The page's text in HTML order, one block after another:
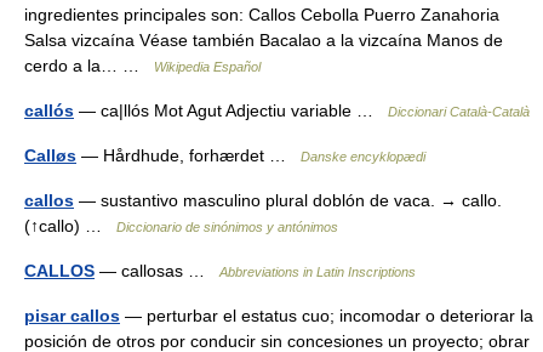
ingredientes principales son: Callos Cebolla Puerro Zanahoria
Salsa vizcaína Véase también Bacalao a la vizcaína Manos de
cerdo a la… …
Wikipedia Español
callós — ca|llós Mot Agut Adjectiu variable … Diccionari Català-Català
Calløs — Hårdhude, forhærdet … Danske encyklopædi
callos — sustantivo masculino plural doblón de vaca. → callo.
(↑callo) …
Diccionario de sinónimos y antónimos
CALLOS — callosas … Abbreviations in Latin Inscriptions
pisar callos — perturbar el estatus cuo; incomodar o deteriorar la
posición de otros por conducir sin concesiones un proyecto; obrar